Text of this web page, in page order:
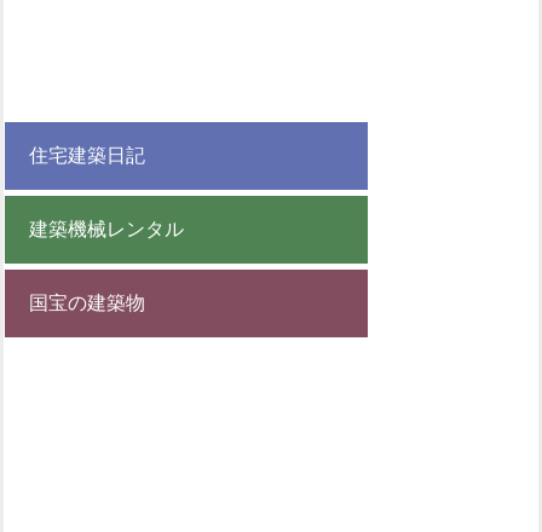
住宅建築日記
建築機械レンタル
国宝の建築物